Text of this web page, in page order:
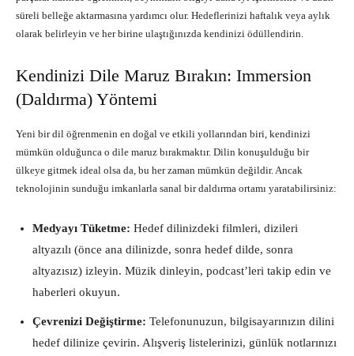
süreli belleğe aktarmasına yardımcı olur. Hedeflerinizi haftalık veya aylık
olarak belirleyin ve her birine ulaştığınızda kendinizi ödüllendirin.
Kendinizi Dile Maruz Bırakın: Immersion
(Daldırma) Yöntemi
Yeni bir dil öğrenmenin en doğal ve etkili yollarından biri, kendinizi
mümkün olduğunca o dile maruz bırakmaktır. Dilin konuşulduğu bir
ülkeye gitmek ideal olsa da, bu her zaman mümkün değildir. Ancak
teknolojinin sunduğu imkanlarla sanal bir daldırma ortamı yaratabilirsiniz:
Medyayı Tüketme: Hedef dilinizdeki filmleri, dizileri
altyazılı (önce ana dilinizde, sonra hedef dilde, sonra
altyazısız) izleyin. Müzik dinleyin, podcast’leri takip edin ve
haberleri okuyun.
Çevrenizi Değiştirme: Telefonunuzun, bilgisayarınızın dilini
hedef dilinize çevirin. Alışveriş listelerinizi, günlük notlarınızı